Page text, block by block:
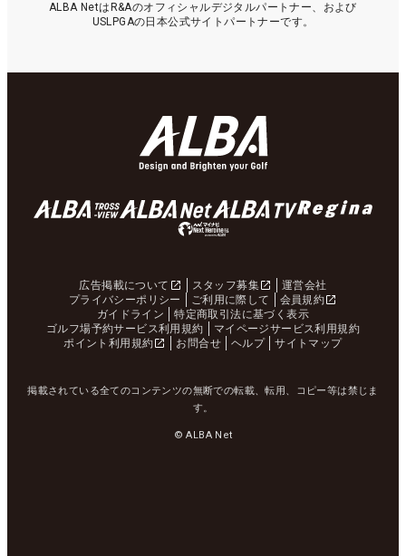
ALBA NetはR&Aのオフィシャルデジタルパートナー、および
USLPGAの日本公式サイトパートナーです。
広告掲載について スタッフ募集
運営会社
プライバシーポリシー
ご利用に際して
会員規約
ガイドライン
特定商取引法に基づく表示
ゴルフ場予約サービス利用規約
マイページサービス利用規約
ポイント利用規約
お問合せ ヘルプ サイトマップ
掲載されている全てのコンテンツの無断での転載、転用、コピー等は禁じま
す。
© ALBA Net